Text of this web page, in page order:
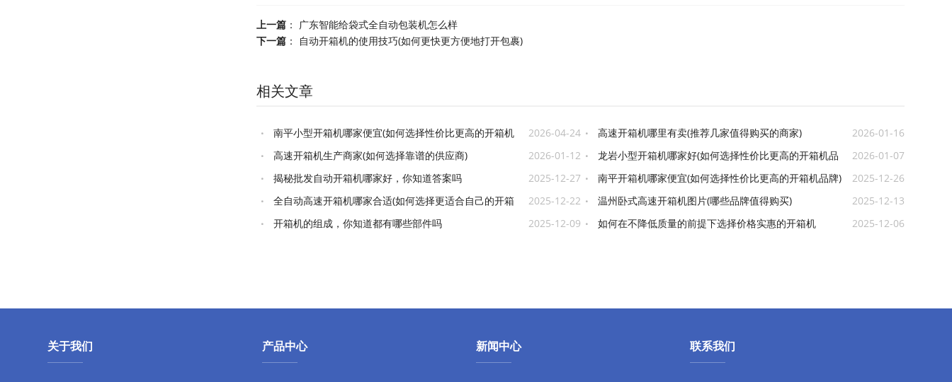
上一篇 ： 广东智能给袋式全自动包装机怎么样
下一篇 ： 自动开箱机的使用技巧(如何更快更方便地打开包裹)
相关文章
2026-04-24
南平小型开箱机哪家便宜(如何选择性价比更高的开箱机
品牌)
2026-01-16
高速开箱机哪里有卖(推荐几家值得购买的商家)
2026-01-12
高速开箱机生产商家(如何选择靠谱的供应商) 2026-01-07
龙岩小型开箱机哪家好(如何选择性价比更高的开箱机品
2025-12-27
揭秘批发自动开箱机哪家好，你知道答案吗 2025-12-26
南平开箱机哪家便宜(如何选择性价比更高的开箱机品牌)
2025-12-22
全自动高速开箱机哪家合适(如何选择更适合自己的开箱
机品牌)
2025-12-13
温州卧式高速开箱机图片(哪些品牌值得购买)
2025-12-09
开箱机的组成，你知道都有哪些部件吗 2025-12-06
如何在不降低质量的前提下选择价格实惠的开箱机
关于我们 产品中心 新闻中心 联系我们